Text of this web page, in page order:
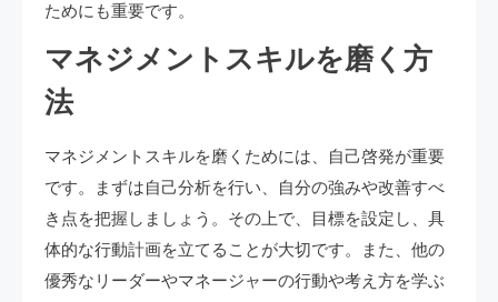
ためにも重要です。
マネジメントスキルを磨く方
法
マネジメントスキルを磨くためには、自己啓発が重要
です。まずは自己分析を行い、自分の強みや改善すべ
き点を把握しましょう。その上で、目標を設定し、具
体的な行動計画を立てることが大切です。また、他の
優秀なリーダーやマネージャーの行動や考え方を学ぶ